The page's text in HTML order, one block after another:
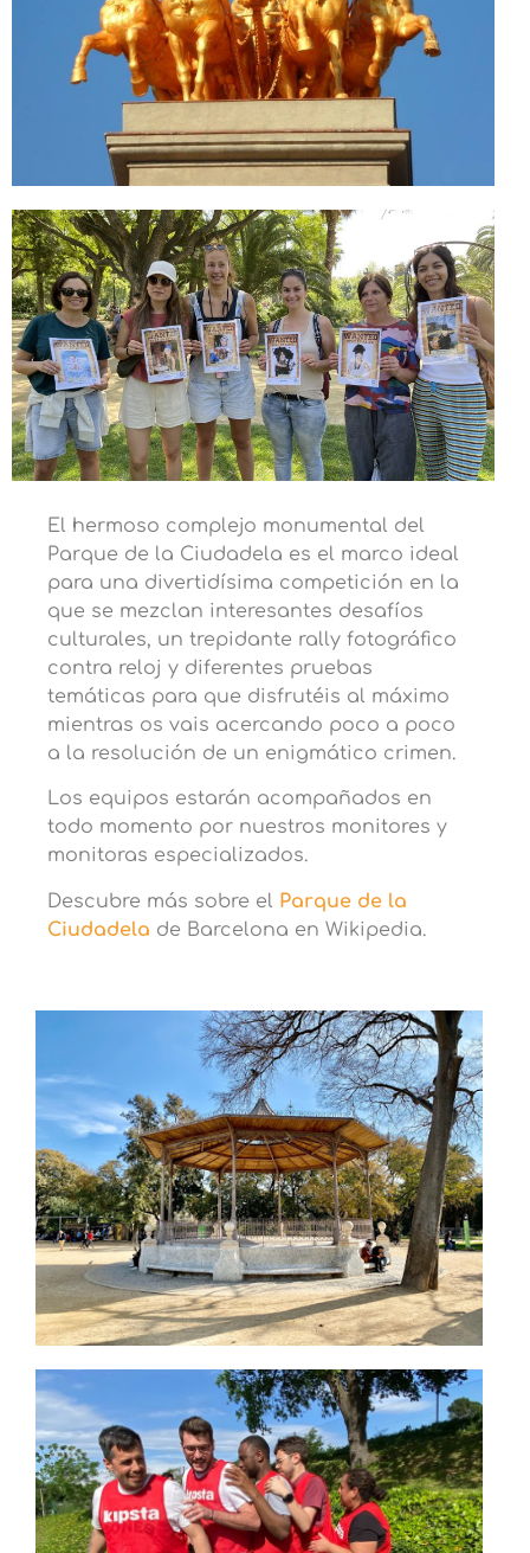
El hermoso complejo monumental del
Parque de la Ciudadela es el marco ideal
para una divertidísima competición en la
que se mezclan interesantes desafíos
culturales, un trepidante rally fotográfico
contra reloj y diferentes pruebas
temáticas para que disfrutéis al máximo
mientras os vais acercando poco a poco
a la resolución de un enigmático crimen.
Los equipos estarán acompañados en
todo momento por nuestros monitores y
monitoras especializados.
Descubre más sobre el Parque de la
Ciudadela de Barcelona en Wikipedia.